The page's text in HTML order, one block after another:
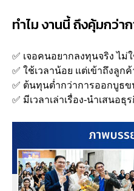
ทำไม งานนี้ ถึงคุ้มกว่า
✅ เจอคนอยากลงทุนจริง ไม่
✅ ใช้เวลาน้อย แต่เข้าถึงลูก
✅ ต้นทุนต่ำกว่าการออกบูธ
✅ มีเวลาเล่าเรื่อง-นำเสนอธุ